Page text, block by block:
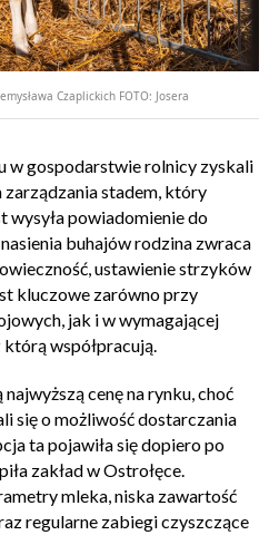
Czaplickich FOTO: Josera
w gospodarstwie rolnicy zyskali
stadem, który
wysyła powiadomienie do
buhajów rodzina zwraca
ustawienie strzyków
kluczowe zarówno przy
jak i w wymagającej
współpracują.
cenę na rynku, choć
się o możliwość dostarczania
ta pojawiła się dopiero po
zakład w Ostrołęce.
mleka, niska zawartość
regularne zabiegi czyszczące